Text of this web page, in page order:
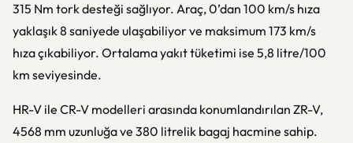
315 Nm tork desteği sağlıyor. Araç, 0’dan 100 km/s hıza
yaklaşık 8 saniyede ulaşabiliyor ve maksimum 173 km/s
hıza çıkabiliyor. Ortalama yakıt tüketimi ise 5,8 litre/100
km seviyesinde.
HR-V ile CR-V modelleri arasında konumlandırılan ZR-V,
4568 mm uzunluğa ve 380 litrelik bagaj hacmine sahip.